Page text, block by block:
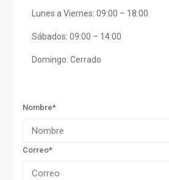
Lunes a Viernes: 09:00 – 18:00
Sábados: 09:00 – 14:00
Domingo: Cerrado
Nombre*
Correo*